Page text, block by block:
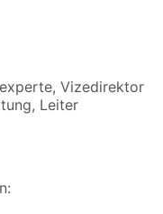
Vizedirektor
Leiter